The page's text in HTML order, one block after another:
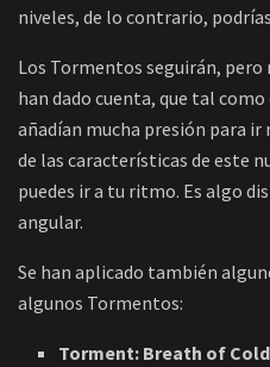
niveles, de lo contrario,
Los Tormentos seguirán, pero
han dado cuenta, que tal
añadían mucha presión para ir
de las características de este
puedes ir a tu ritmo. Es algo
angular.
Se han aplicado también
algunos Tormentos:
Torment: Breath of